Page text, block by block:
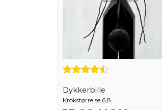
Dykkerbille
Krokstørrelse 6,8